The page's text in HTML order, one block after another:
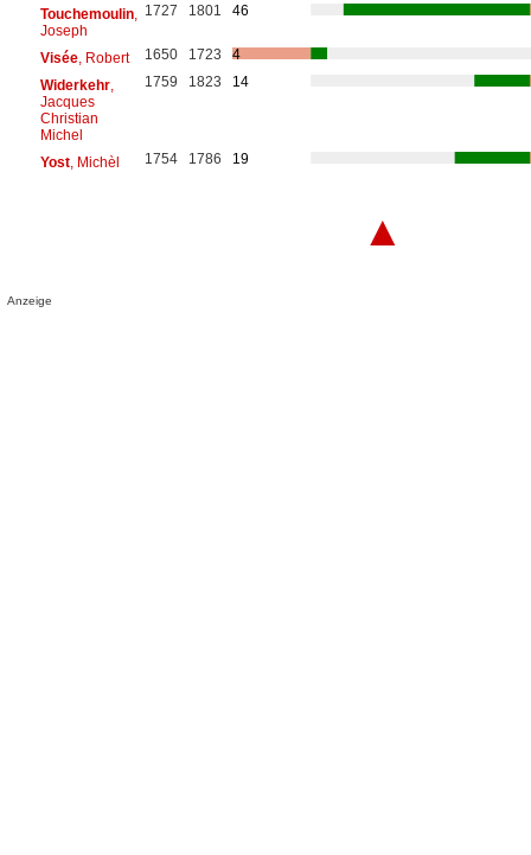
Touchemoulin,
Joseph
1727 1801 46
Visée, Robert 1650 1723
4
Widerkehr,
Jacques
Christian
Michel
1759 1823 14
Yost, Michèl 1754 1786 19
▲
Anzeige